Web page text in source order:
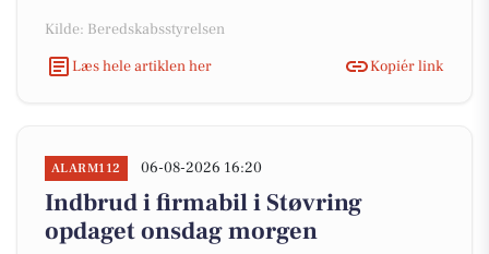
Kilde: Beredskabsstyrelsen
Læs hele artiklen her
Kopiér link
ALARM112 06-08-2026 16:20
Indbrud i firmabil i Støvring
opdaget onsdag morgen